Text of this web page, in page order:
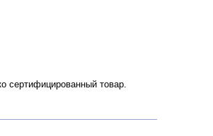
сертифицированный товар.